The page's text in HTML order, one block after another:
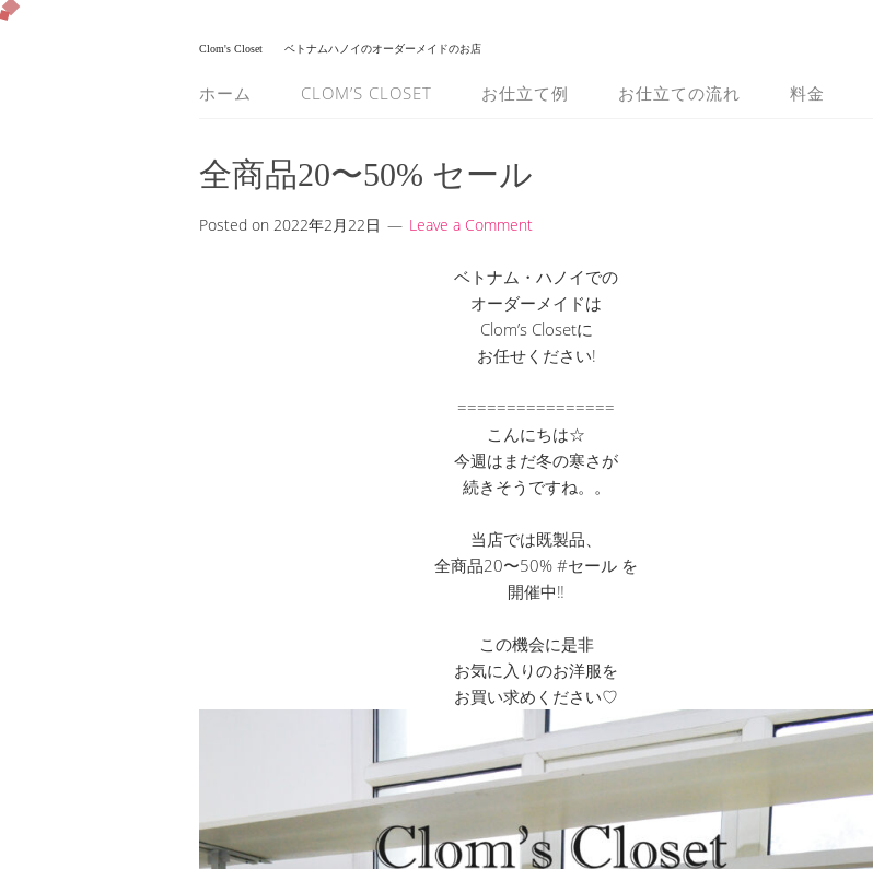
Clom's Closet ベトナムハノイのオーダーメイドのお店
ホーム CLOM’S CLOSET お仕立て例 お仕立ての流れ 料金
全商品20〜50% セール
Posted on 2022年2月22日 Leave a Comment
ベトナム・ハノイでの
オーダーメイドは
Clom’s Closetに
お任せください!
================
こんにちは☆
今週はまだ冬の寒さが
続きそうですね。。
当店では既製品、
全商品20〜50% #セール を
開催中‼︎
この機会に是非
お気に入りのお洋服を
お買い求めください♡